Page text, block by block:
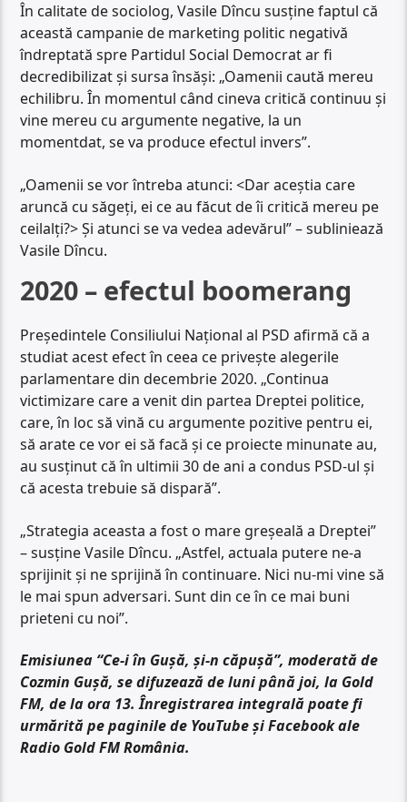
În calitate de sociolog, Vasile Dîncu susține faptul că
această campanie de marketing politic negativă
îndreptată spre Partidul Social Democrat ar fi
decredibilizat și sursa însăși: „Oamenii caută mereu
echilibru. În momentul când cineva critică continuu și
vine mereu cu argumente negative, la un
momentdat, se va produce efectul invers”.
„Oamenii se vor întreba atunci: <Dar aceștia care
aruncă cu săgeți, ei ce au făcut de îi critică mereu pe
ceilalți?> Și atunci se va vedea adevărul” – subliniează
Vasile Dîncu.
2020 – efectul boomerang
Președintele Consiliului Național al PSD afirmă că a
studiat acest efect în ceea ce privește alegerile
parlamentare din decembrie 2020. „Continua
victimizare care a venit din partea Dreptei politice,
care, în loc să vină cu argumente pozitive pentru ei,
să arate ce vor ei să facă și ce proiecte minunate au,
au susținut că în ultimii 30 de ani a condus PSD-ul și
că acesta trebuie să dispară”.
„Strategia aceasta a fost o mare greșeală a Dreptei”
– susține Vasile Dîncu. „Astfel, actuala putere ne-a
sprijinit și ne sprijină în continuare. Nici nu-mi vine să
le mai spun adversari. Sunt din ce în ce mai buni
prieteni cu noi”.
Emisiunea “Ce-i în Gușă, și-n căpușă”, moderată de
Cozmin Gușă, se difuzează de luni până joi, la Gold
FM, de la ora 13. Înregistrarea integrală poate fi
urmărită pe paginile de YouTube și Facebook ale
Radio Gold FM România.